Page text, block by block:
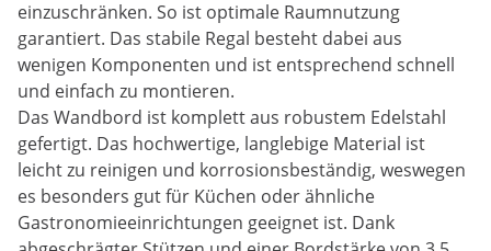
einzuschränken. So ist optimale Raumnutzung
garantiert. Das stabile Regal besteht dabei aus
wenigen Komponenten und ist entsprechend schnell
und einfach zu montieren.
Das Wandbord ist komplett aus robustem Edelstahl
gefertigt. Das hochwertige, langlebige Material ist
leicht zu reinigen und korrosionsbeständig, weswegen
es besonders gut für Küchen oder ähnliche
Gastronomieeinrichtungen geeignet ist. Dank